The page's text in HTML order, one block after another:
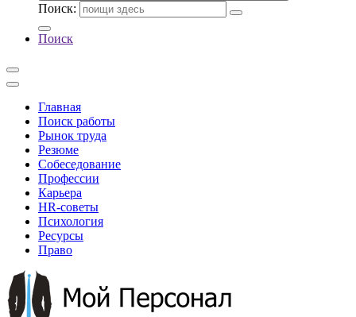
Поиск:
Поиск
Главная
Поиск работы
Рынок труда
Резюме
Собеседование
Профессии
Карьера
HR-советы
Психология
Ресурсы
Право